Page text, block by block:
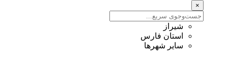
×
شیراز
استان فارس
سایر شهرها